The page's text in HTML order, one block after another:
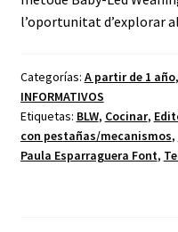
l’oportunitat d’explorar
Categorías: A partir de 1 año,
INFORMATIVOS
Etiquetas: BLW, Cocinar,
con pestañas/mecanismos,
Paula Esparraguera Font,